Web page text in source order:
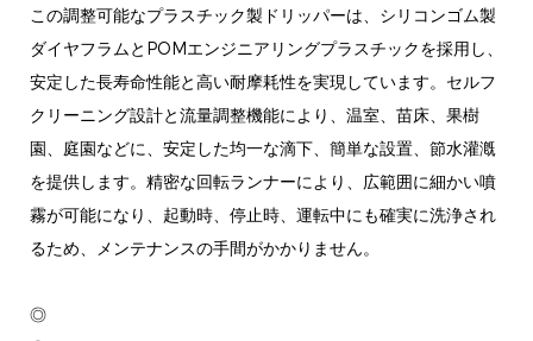
この調整可能なプラスチック製ドリッパーは、シリコンゴム製
ダイヤフラムとPOMエンジニアリングプラスチックを採用し、
安定した長寿命性能と高い耐摩耗性を実現しています。セルフ
クリーニング設計と流量調整機能により、温室、苗床、果樹
園、庭園などに、安定した均一な滴下、簡単な設置、節水灌漑
を提供します。精密な回転ランナーにより、広範囲に細かい噴
霧が可能になり、起動時、停止時、運転中にも確実に洗浄され
るため、メンテナンスの手間がかかりません。
◎